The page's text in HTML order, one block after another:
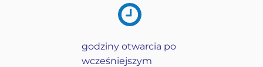
godziny otwarcia po
wcześniejszym